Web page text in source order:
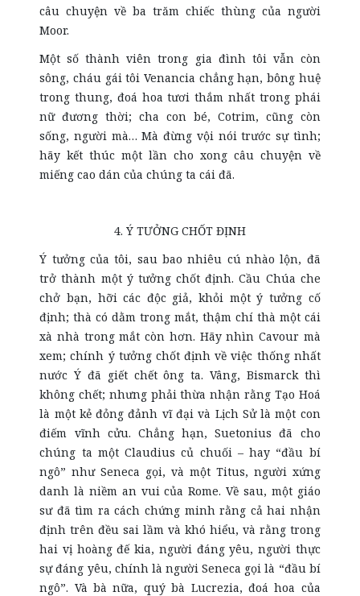
câu chuyện về ba trăm chiếc thùng của người
Moor.
Một số thành viên trong gia đình tôi vẫn còn
sông, cháu gái tôi Venancia chẳng hạn, bông huệ
trong thung, đoá hoa tươi thắm nhất trong phái
nữ đương thời; cha con bé, Cotrim, cũng còn
sống, người mà… Mà đừng vội nói trước sự tình;
hãy kết thúc một lần cho xong câu chuyện về
miếng cao dán của chúng ta cái đã.
4. Ý TƯỞNG CHỐT ĐỊNH
Ý tưởng của tôi, sau bao nhiêu cú nhào lộn, đã
trở thành một ý tưởng chốt định. Cầu Chúa che
chở bạn, hỡi các độc giả, khỏi một ý tưởng cố
định; thà có dằm trong mắt, thậm chí thà một cái
xà nhà trong mắt còn hơn. Hãy nhìn Cavour mà
xem; chính ý tưởng chốt định về việc thống nhất
nước Ý đã giết chết ông ta. Vâng, Bismarck thì
không chết; nhưng phải thừa nhận rằng Tạo Hoá
là một kẻ đỏng đảnh vĩ đại và Lịch Sử là một con
điếm vĩnh cửu. Chẳng hạn, Suetonius đã cho
chúng ta một Claudius củ chuối – hay “đầu bí
ngô” như Seneca gọi, và một Titus, người xứng
danh là niềm an vui của Rome. Về sau, một giáo
sư đã tìm ra cách chứng minh rằng cả hai nhận
định trên đều sai lầm và khó hiểu, và rằng trong
hai vị hoàng đế kia, người đáng yêu, người thực
sự đáng yêu, chính là người Seneca gọi là “đầu bí
ngô”. Và bà nữa, quý bà Lucrezia, đoá hoa của